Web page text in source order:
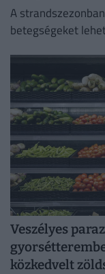
A
betegségeket
Veszélyes
közkedvelt